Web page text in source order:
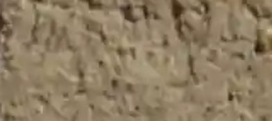
favor, los campos del formulario